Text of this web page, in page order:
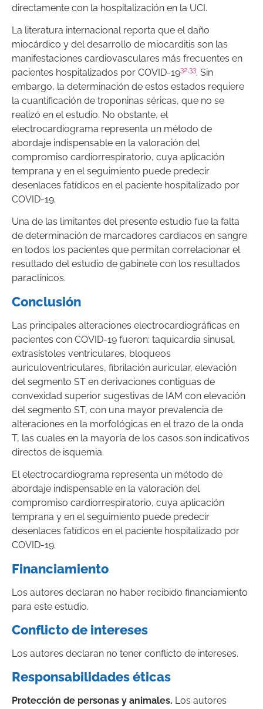
directamente con la hospitalización en la UCI.
La literatura internacional reporta que el daño
miocárdico y del desarrollo de miocarditis son las
manifestaciones cardiovasculares más frecuentes en
pacientes hospitalizados por COVID-1932,33. Sin
embargo, la determinación de estos estados requiere
la cuantificación de troponinas séricas, que no se
realizó en el estudio. No obstante, el
electrocardiograma representa un método de
abordaje indispensable en la valoración del
compromiso cardiorrespiratorio, cuya aplicación
temprana y en el seguimiento puede predecir
desenlaces fatídicos en el paciente hospitalizado por
COVID-19.
Una de las limitantes del presente estudio fue la falta
de determinación de marcadores cardiacos en sangre
en todos los pacientes que permitan correlacionar el
resultado del estudio de gabinete con los resultados
paraclínicos.
Conclusión
Las principales alteraciones electrocardiográficas en
pacientes con COVID-19 fueron: taquicardia sinusal,
extrasístoles ventriculares, bloqueos
auriculoventriculares, fibrilación auricular, elevación
del segmento ST en derivaciones contiguas de
convexidad superior sugestivas de IAM con elevación
del segmento ST, con una mayor prevalencia de
alteraciones en la morfológicas en el trazo de la onda
T, las cuales en la mayoría de los casos son indicativos
directos de isquemia.
El electrocardiograma representa un método de
abordaje indispensable en la valoración del
compromiso cardiorrespiratorio, cuya aplicación
temprana y en el seguimiento puede predecir
desenlaces fatídicos en el paciente hospitalizado por
COVID-19.
Financiamiento
Los autores declaran no haber recibido financiamiento
para este estudio.
Conflicto de intereses
Los autores declaran no tener conflicto de intereses.
Responsabilidades éticas
Protección de personas y animales. Los autores